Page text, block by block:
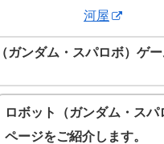
河屋
ガンダム・スパロボ）ゲ
ロボット（ガンダム・ス
ページをご紹介します。